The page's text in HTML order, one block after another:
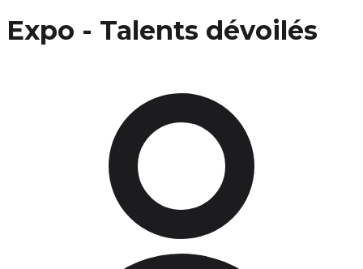
Expo - Talents dévoilés